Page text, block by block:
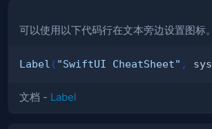
可以使用以下代码行在文本旁边设置图标。
Label ( "SwiftUI CheatSheet" ,
文档 - Label